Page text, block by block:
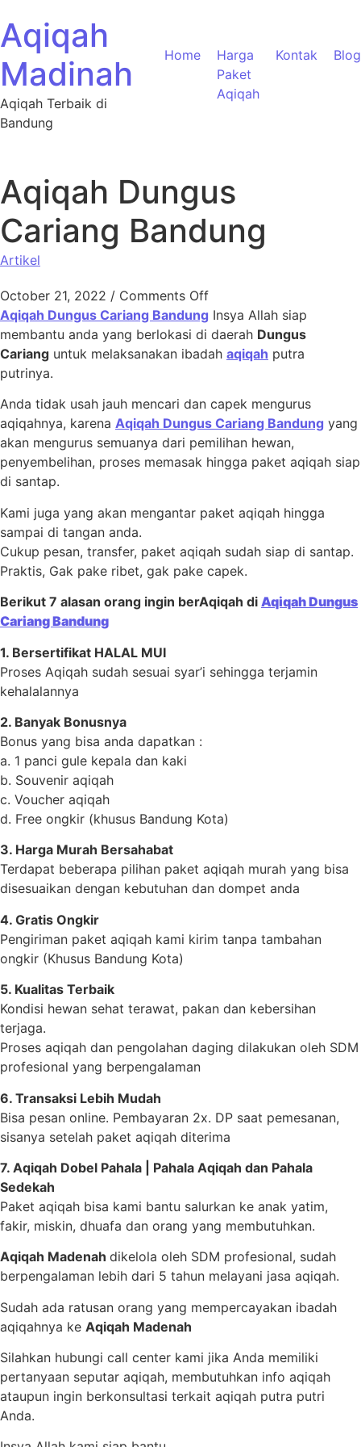
Aqiqah
Madinah
Aqiqah Terbaik di
Bandung
Home
Harga
Paket
Aqiqah
Kontak Blog
Aqiqah Dungus
Cariang Bandung
Artikel
October 21, 2022 / Comments Off
Aqiqah Dungus Cariang Bandung Insya Allah siap
membantu anda yang berlokasi di daerah Dungus
Cariang untuk melaksanakan ibadah aqiqah putra
putrinya.
Anda tidak usah jauh mencari dan capek mengurus
aqiqahnya, karena Aqiqah Dungus Cariang Bandung yang
akan mengurus semuanya dari pemilihan hewan,
penyembelihan, proses memasak hingga paket aqiqah siap
di santap.
Kami juga yang akan mengantar paket aqiqah hingga
sampai di tangan anda.
Cukup pesan, transfer, paket aqiqah sudah siap di santap.
Praktis, Gak pake ribet, gak pake capek.
Berikut 7 alasan orang ingin berAqiqah di Aqiqah Dungus
Cariang Bandung
1. Bersertifikat HALAL MUI
Proses Aqiqah sudah sesuai syar’i sehingga terjamin
kehalalannya
2. Banyak Bonusnya
Bonus yang bisa anda dapatkan :
a. 1 panci gule kepala dan kaki
b. Souvenir aqiqah
c. Voucher aqiqah
d. Free ongkir (khusus Bandung Kota)
3. Harga Murah Bersahabat
Terdapat beberapa pilihan paket aqiqah murah yang bisa
disesuaikan dengan kebutuhan dan dompet anda
4. Gratis Ongkir
Pengiriman paket aqiqah kami kirim tanpa tambahan
ongkir (Khusus Bandung Kota)
5. Kualitas Terbaik
Kondisi hewan sehat terawat, pakan dan kebersihan
terjaga.
Proses aqiqah dan pengolahan daging dilakukan oleh SDM
profesional yang berpengalaman
6. Transaksi Lebih Mudah
Bisa pesan online. Pembayaran 2x. DP saat pemesanan,
sisanya setelah paket aqiqah diterima
7. Aqiqah Dobel Pahala | Pahala Aqiqah dan Pahala
Sedekah
Paket aqiqah bisa kami bantu salurkan ke anak yatim,
fakir, miskin, dhuafa dan orang yang membutuhkan.
Aqiqah Madenah dikelola oleh SDM profesional, sudah
berpengalaman lebih dari 5 tahun melayani jasa aqiqah.
Sudah ada ratusan orang yang mempercayakan ibadah
aqiqahnya ke Aqiqah Madenah
Silahkan hubungi call center kami jika Anda memiliki
pertanyaan seputar aqiqah, membutuhkan info aqiqah
ataupun ingin berkonsultasi terkait aqiqah putra putri
Anda.